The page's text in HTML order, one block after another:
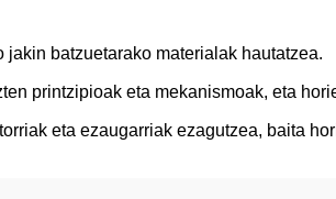
batzuetarako materialak hautatzea.
printzipioak eta mekanismoak, eta
eta ezaugarriak ezagutzea, baita